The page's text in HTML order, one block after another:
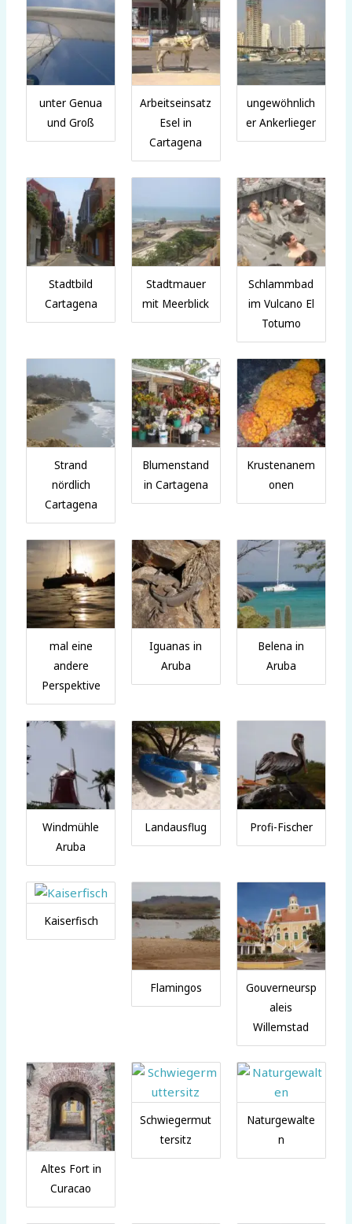
unter Genua
und Groß
Arbeitseinsatz
Esel in
Cartagena
ungewöhnlich
er Ankerlieger
Stadtbild
Cartagena
Stadtmauer
mit Meerblick
Schlammbad
im Vulcano El
Totumo
Strand
nördlich
Cartagena
Blumenstand
in Cartagena
Krustenanem
onen
mal eine
andere
Perspektive
Iguanas in
Aruba
Belena in
Aruba
Windmühle
Aruba
Landausflug Profi-Fischer
Kaiserfisch
Flamingos
Gouverneursp
aleis
Willemstad
Altes Fort in
Curacao
Schwiegermut
tersitz
Naturgewalte
n